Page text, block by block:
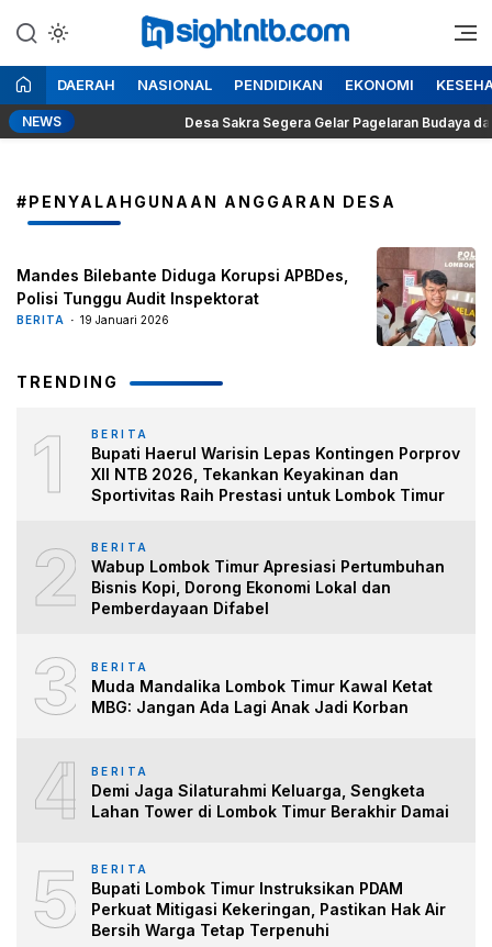
ke
konten
Insight NTB
Berita Seputar NTB
DAERAH NASIONAL PENDIDIKAN EKONOMI
NEWS Desa Sakra Segera Gelar Pagelaran Budaya dan
#PENYALAHGUNAAN ANGGARAN DESA
Mandes Bilebante Diduga Korupsi APBDes,
Polisi Tunggu Audit Inspektorat
BERITA 19 Januari 2026
TRENDING
1 BERITA
Bupati Haerul Warisin Lepas Kontingen Porprov
XII NTB 2026, Tekankan Keyakinan dan
Sportivitas Raih Prestasi untuk Lombok Timur
2 BERITA
Wabup Lombok Timur Apresiasi Pertumbuhan
Bisnis Kopi, Dorong Ekonomi Lokal dan
Pemberdayaan Difabel
3 BERITA
Muda Mandalika Lombok Timur Kawal Ketat
MBG: Jangan Ada Lagi Anak Jadi Korban
4 BERITA
Demi Jaga Silaturahmi Keluarga, Sengketa
Lahan Tower di Lombok Timur Berakhir Damai
5 BERITA
Bupati Lombok Timur Instruksikan PDAM
Perkuat Mitigasi Kekeringan, Pastikan Hak Air
Bersih Warga Tetap Terpenuhi